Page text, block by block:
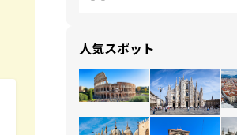
人気スポット